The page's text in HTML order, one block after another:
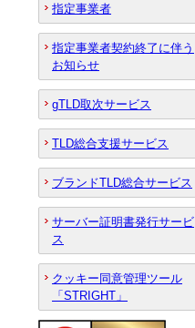
指定事業者
指定事業者契約終了に伴う
お知らせ
gTLD取次サービス
TLD総合支援サービス
ブランドTLD総合サービス
サーバー証明書発行サービ
ス
クッキー同意管理ツール
「STRIGHT」